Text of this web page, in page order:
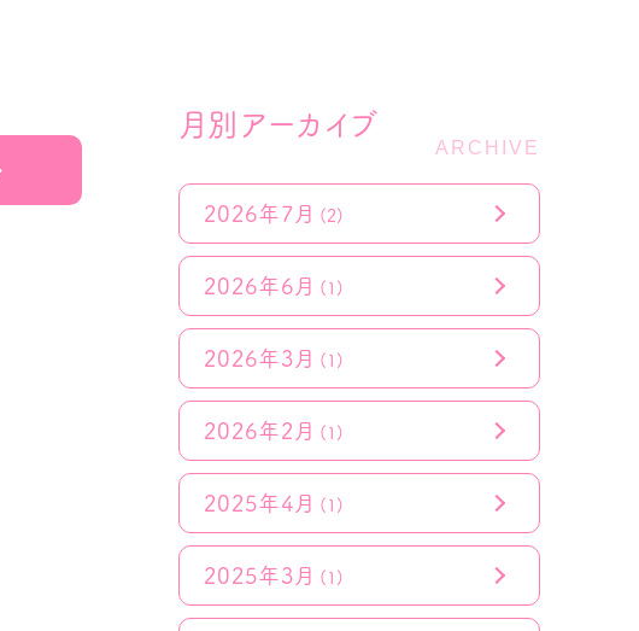
月別アーカイブ
2026年7月 (2)
2026年6月 (1)
2026年3月 (1)
2026年2月 (1)
2025年4月 (1)
2025年3月 (1)